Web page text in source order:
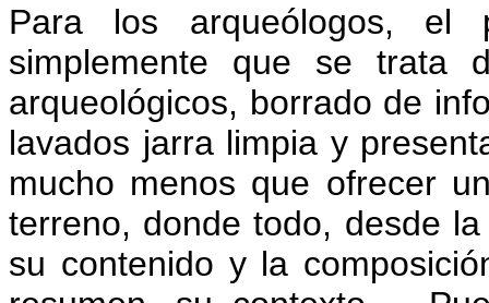
Para los arqueólogos,
simplemente que se trata
arqueológicos, borrado de
lavados jarra limpia y
mucho menos que ofrecer
terreno, donde todo, desde
su contenido y la